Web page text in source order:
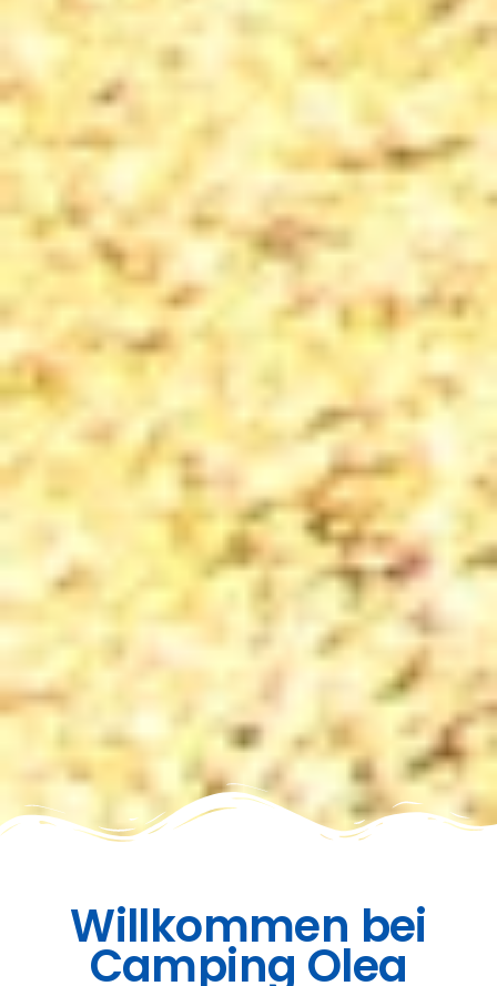
Willkommen bei
Camping Olea